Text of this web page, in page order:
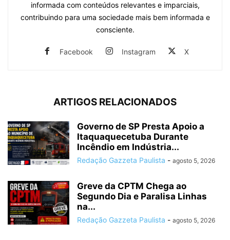
informada com conteúdos relevantes e imparciais,
contribuindo para uma sociedade mais bem informada e
consciente.
Facebook Instagram X
ARTIGOS RELACIONADOS
Governo de SP Presta Apoio a
Itaquaquecetuba Durante
Incêndio em Indústria...
Redação Gazzeta Paulista - agosto 5, 2026
Greve da CPTM Chega ao
Segundo Dia e Paralisa Linhas
na...
Redação Gazzeta Paulista - agosto 5, 2026